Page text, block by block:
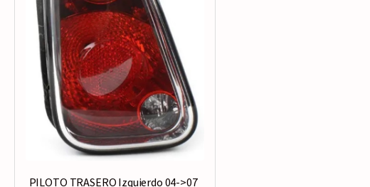
PILOTO TRASERO Izquierdo 04->07